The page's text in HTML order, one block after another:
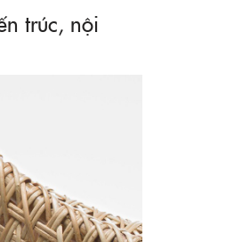
trúc, nội